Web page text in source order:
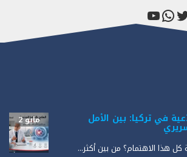
واتساب
يوتيوب
في تركيا: بين الأمل
مايو 2
كل هذا الاهتمام؟ من بين أكثر...